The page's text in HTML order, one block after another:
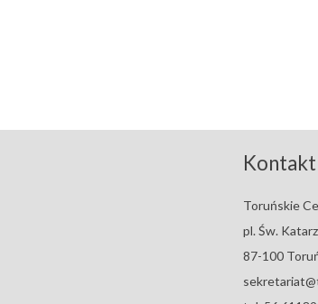
Kontakt
Toruńskie
pl. Św.
87-100